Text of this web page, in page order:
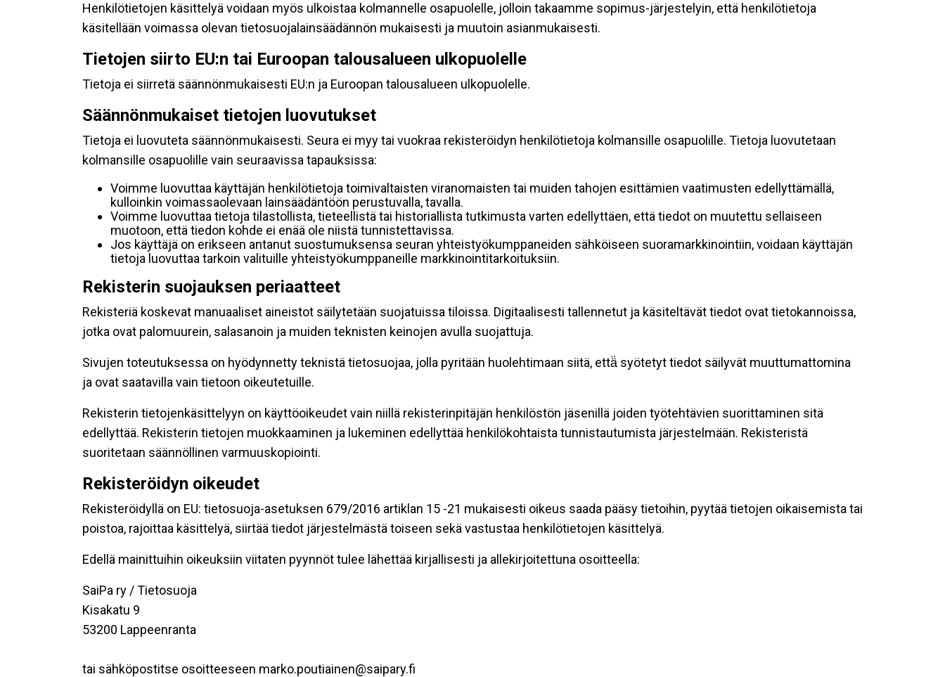
Henkilötietojen käsittelyä voidaan myös ulkoistaa kolmannelle osapuolelle, jolloin takaamme sopimus-järjestelyin, että henkilötietoja
käsitellään voimassa olevan tietosuojalainsäädännön mukaisesti ja muutoin asianmukaisesti.
Tietojen siirto EU:n tai Euroopan talousalueen ulkopuolelle
Tietoja ei siirretä säännönmukaisesti EU:n ja Euroopan talousalueen ulkopuolelle.
Säännönmukaiset tietojen luovutukset
Tietoja ei luovuteta säännönmukaisesti. Seura ei myy tai vuokraa rekisteröidyn henkilötietoja kolmansille osapuolille. Tietoja luovutetaan
kolmansille osapuolille vain seuraavissa tapauksissa:
Voimme luovuttaa käyttäjän henkilötietoja toimivaltaisten viranomaisten tai muiden tahojen esittämien vaatimusten edellyttämällä,
kulloinkin voimassaolevaan lainsäädäntöön perustuvalla, tavalla.
Voimme luovuttaa tietoja tilastollista, tieteellistä tai historiallista tutkimusta varten edellyttäen, että tiedot on muutettu sellaiseen
muotoon, että tiedon kohde ei enää ole niistä tunnistettavissa.
Jos käyttäjä on erikseen antanut suostumuksensa seuran yhteistyökumppaneiden sähköiseen suoramarkkinointiin, voidaan käyttäjän
tietoja luovuttaa tarkoin valituille yhteistyökumppaneille markkinointitarkoituksiin.
Rekisterin suojauksen periaatteet
Rekisteriä koskevat manuaaliset aineistot säilytetään suojatuissa tiloissa. Digitaalisesti tallennetut ja käsiteltävät tiedot ovat tietokannoissa,
jotka ovat palomuurein, salasanoin ja muiden teknisten keinojen avulla suojattuja.
Sivujen toteutuksessa on hyödynnetty teknistä tietosuojaa, jolla pyritään huolehtimaan siitä, että̈ syötetyt tiedot säilyvät muuttumattomina
ja ovat saatavilla vain tietoon oikeutetuille.
Rekisterin tietojenkäsittelyyn on käyttöoikeudet vain niillä rekisterinpitäjän henkilöstön jäsenillä joiden työtehtävien suorittaminen sitä
edellyttää. Rekisterin tietojen muokkaaminen ja lukeminen edellyttää henkilökohtaista tunnistautumista järjestelmään. Rekisteristä
suoritetaan säännöllinen varmuuskopiointi.
Rekisteröidyn oikeudet
Rekisteröidyllä on EU: tietosuoja-asetuksen 679/2016 artiklan 15 -21 mukaisesti oikeus saada pääsy tietoihin, pyytää tietojen oikaisemista tai
poistoa, rajoittaa käsittelyä, siirtää tiedot järjestelmästä toiseen sekä vastustaa henkilötietojen käsittelyä.
Edellä mainittuihin oikeuksiin viitaten pyynnöt tulee lähettää kirjallisesti ja allekirjoitettuna osoitteella:
SaiPa ry / Tietosuoja
Kisakatu 9
53200 Lappeenranta
tai sähköpostitse osoitteeseen marko.poutiainen@saipary.fi